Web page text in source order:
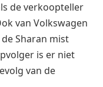
de verkoopteller
van Volkswagen
Sharan mist
is er niet
van de